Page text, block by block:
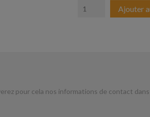
Ajouter
pour cela nos informations de contact